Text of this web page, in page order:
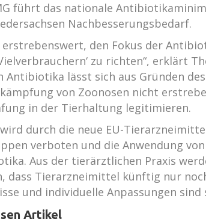
führt das nationale
Nachbesserungsbedarf.
erstrebenswert, den Fokus der
zu richten“, erklärt
Antibiotika lässt sich aus Gründen
von Zoonosen nicht
in der Tierhaltung legitimieren.
durch die neue EU-
verboten und die Anwendung
Aus der tierärztlichen Praxis
dass Tierarzneimittel künftig nur
und individuelle Anpassungen
Artikel